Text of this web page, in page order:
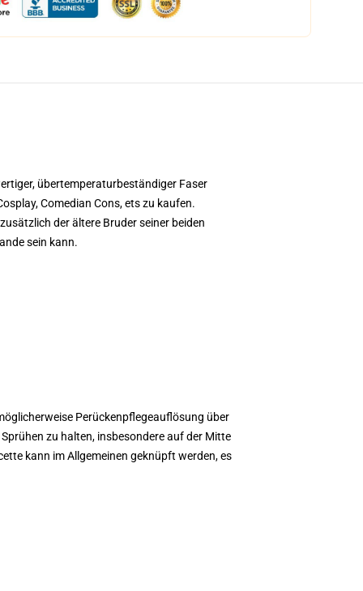
übertemperaturbeständiger Faser
Comedian Cons, ets zu kaufen.
der ältere Bruder seiner beiden
sein kann.
Perückenpflegeauflösung über
zu halten, insbesondere auf der Mitte
kann im Allgemeinen geknüpft werden, es